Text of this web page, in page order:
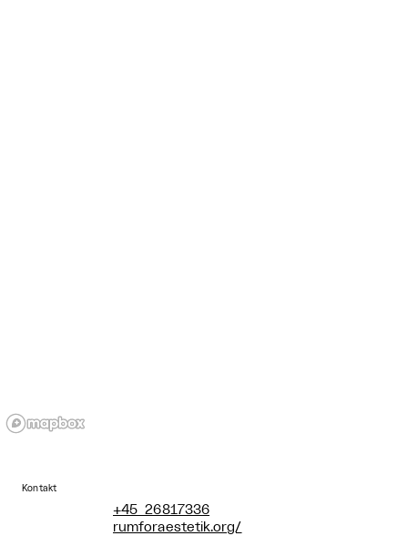
Kontakt
+45 26817336
rumforaestetik.org/